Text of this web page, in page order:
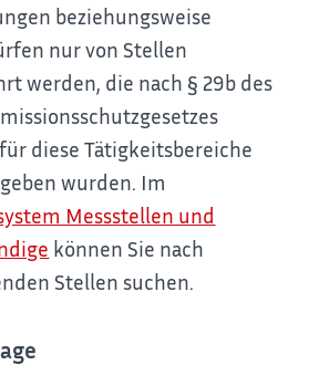
beziehungsweise
nur von Stellen
werden, die nach § 29b des
diese Tätigkeitsbereiche
wurden. Im
Messstellen und
können Sie nach
Stellen suchen.